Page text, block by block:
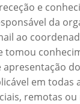
e
da
ao
tomou
apresentação
em todas
remotas